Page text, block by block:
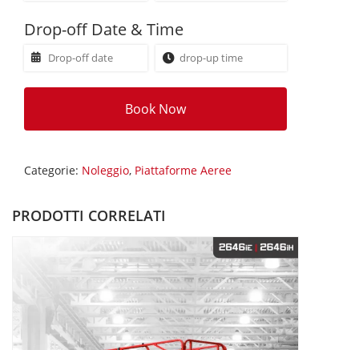
Drop-off Date & Time
Book Now
Categorie: Noleggio, Piattaforme Aeree
PRODOTTI CORRELATI